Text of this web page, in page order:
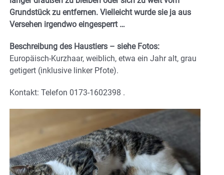
Grundstück zu entfernen. Vielleicht wurde sie ja aus
Versehen irgendwo eingesperrt …
Beschreibung des Haustiers – siehe Fotos:
Europäisch-Kurzhaar, weiblich, etwa ein Jahr alt, grau
getigert (inklusive linker Pfote).
Kontakt: Telefon 0173-1602398 .